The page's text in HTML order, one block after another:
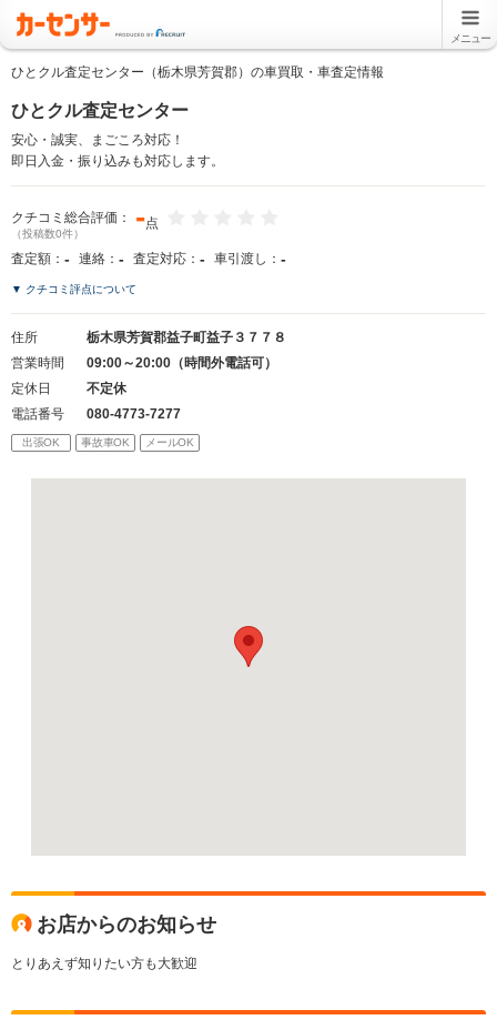
メニュー
ひとクル査定センター（栃木県芳賀郡）の車買取・車査定情報
ひとクル査定センター
安心・誠実、まごころ対応！
即日入金・振り込みも対応します。
クチコミ総合評価： -点
（投稿数0件）
査定額： - 連絡： - 査定対応： - 車引渡し： -
▼ クチコミ評点について
住所
栃木県芳賀郡益子町益子３７７８
営業時間
09:00～20:00（時間外電話可）
定休日
不定休
電話番号
080-4773-7277
出張OK 事故車OK メールOK
お店からのお知らせ
とりあえず知りたい方も大歓迎